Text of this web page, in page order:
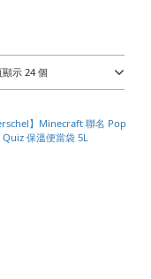
顯示 24 個